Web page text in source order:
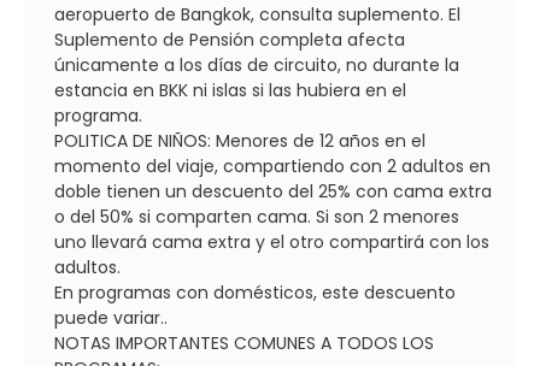
aeropuerto de Bangkok, consulta suplemento. El
Suplemento de Pensión completa afecta
únicamente a los días de circuito, no durante la
estancia en BKK ni islas si las hubiera en el
programa.
POLITICA DE NIÑOS: Menores de 12 años en el
momento del viaje, compartiendo con 2 adultos en
doble tienen un descuento del 25% con cama extra
o del 50% si comparten cama. Si son 2 menores
uno llevará cama extra y el otro compartirá con los
adultos.
En programas con domésticos, este descuento
puede variar..
NOTAS IMPORTANTES COMUNES A TODOS LOS